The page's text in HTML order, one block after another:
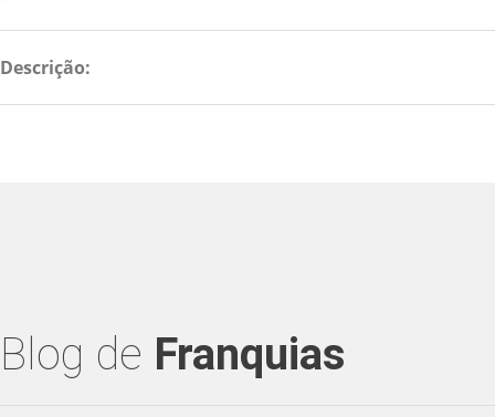
Descrição:
Blog de Franquias